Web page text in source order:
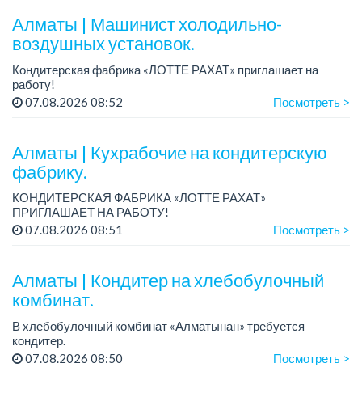
Алматы | Машинист холодильно-
воздушных установок.
Кондитерская фабрика «ЛОТТЕ РАХАТ» приглашает на
работу!
Зарплата: от 293 099 до 390 328 тенге.
07.08.2026 08:52 Посмотреть >
Алматы | Кухрабочие на кондитерскую
фабрику.
КОНДИТЕРСКАЯ ФАБРИКА «ЛОТТЕ РАХАТ»
ПРИГЛАШАЕТ НА РАБОТУ!
Зарплата: от 120 000 до 180 000 тенге.
07.08.2026 08:51 Посмотреть >
Алматы | Кондитер на хлебобулочный
комбинат.
В хлебобулочный комбинат «Алматынан» требуется
кондитер.
Зарплата: 200 000 тенге на руки.
График работы: 4/3, с 09.00 до 18.00. Дополнительный
07.08.2026 08:50 Посмотреть >